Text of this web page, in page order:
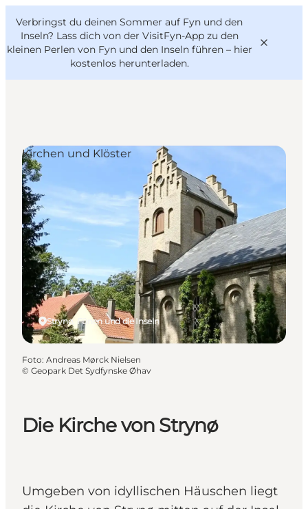
Verbringst du deinen Sommer auf Fyn und den
Inseln? Lass dich von der VisitFyn-App zu den
kleinen Perlen von Fyn und den Inseln führen – hier
kostenlos herunterladen.
Reise Ideen
Outdoor & bike
Essen & trinken
Übernachtung
VisitFyn
Deutsch
Die Kirche von Strynø
Umgeben von idyllischen Häuschen liegt
Strynø, Fünen und die Inseln
Kirchen und Klöster
Foto: Andreas Mørck Nielsen
© Geopark Det Sydfynske Øhav